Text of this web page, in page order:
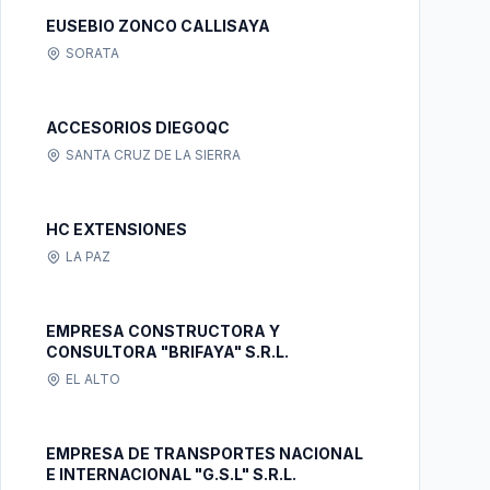
EUSEBIO ZONCO CALLISAYA
SORATA
ACCESORIOS DIEGOQC
SANTA CRUZ DE LA SIERRA
HC EXTENSIONES
LA PAZ
EMPRESA CONSTRUCTORA Y
CONSULTORA "BRIFAYA" S.R.L.
EL ALTO
EMPRESA DE TRANSPORTES NACIONAL
E INTERNACIONAL "G.S.L" S.R.L.